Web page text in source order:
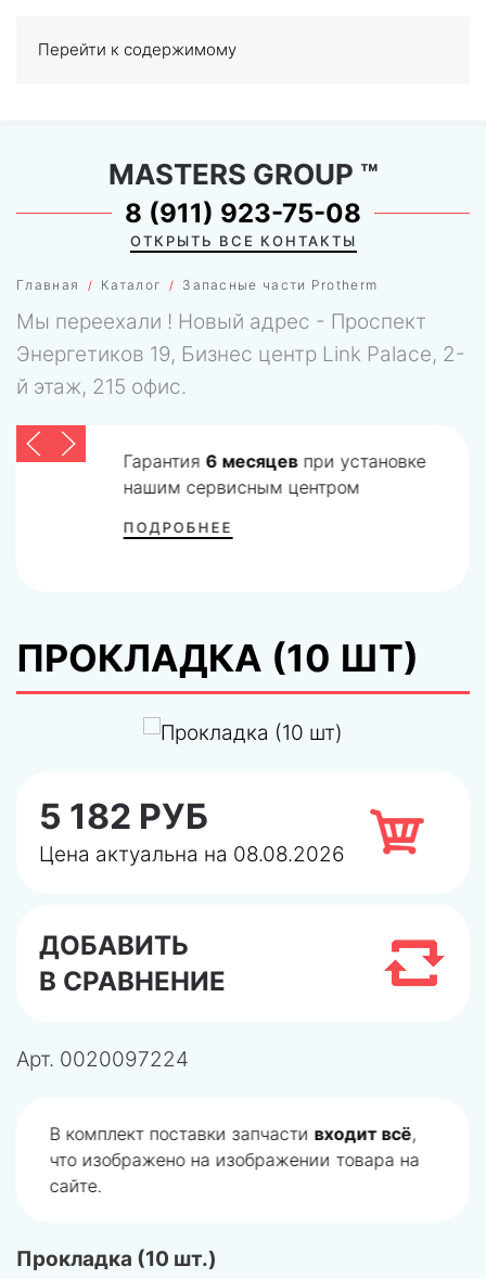
Перейти к содержимому
0
Главная Каталог Запасные части Protherm
MASTERS GROUP ™
8 (911) 923-75-08
ОТКРЫТЬ ВСЕ КОНТАКТЫ
Мы переехали ! Новый адрес - Проспект
Энергетиков 19, Бизнес центр Link Palace, 2-
й этаж, 215 офис.
Гарантия 6 месяцевпри установке
нашим сервисным центром
ПОДРОБНЕЕ
ПРОКЛАДКА (10 ШТ)
5 182 РУБ
Цена актуальна на 08.08.2026
ДОБАВИТЬ
В СРАВНЕНИЕ
Арт. 0020097224
В комплект поставки запчасти входит всё,
что изображено на изображении товара на
сайте.
Прокладка (10 шт.)